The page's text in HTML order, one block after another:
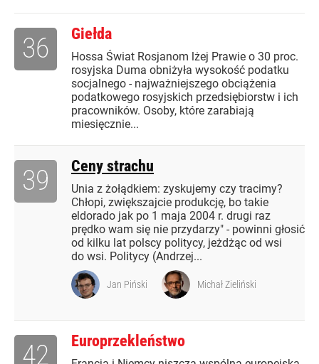
Giełda
Hossa Świat Rosjanom lżej Prawie o 30 proc.
rosyjska Duma obniżyła wysokość podatku
socjalnego - najważniejszego obciążenia
podatkowego rosyjskich przedsiębiorstw i ich
pracowników. Osoby, które zarabiają
miesięcznie...
36
Ceny strachu
Unia z żołądkiem: zyskujemy czy tracimy?
Chłopi, zwiększajcie produkcję, bo takie
eldorado jak po 1 maja 2004 r. drugi raz
prędko wam się nie przydarzy" - powinni głosić
od kilku lat polscy politycy, jeżdżąc od wsi
do wsi. Politycy (Andrzej...
39
Jan Piński Michał Zieliński
Europrzekleństwo
42